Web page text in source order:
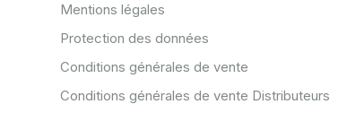
Mentions légales
Protection des données
Conditions générales de vente
Conditions générales de vente Distributeurs